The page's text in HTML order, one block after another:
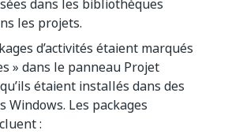
dans les bibliothèques
les projets.
d’activités étaient marqués
» dans le panneau Projet
étaient installés dans des
Windows. Les packages
: